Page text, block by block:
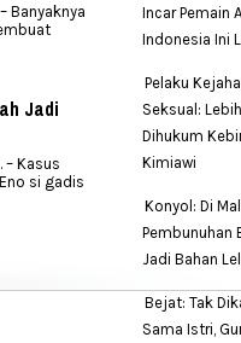
Banyaknya
Jadi
– Kasus
si gadis
Incar Pemain
Indonesia Ini
Pelaku
Seksual:
Dihukum
Kimiawi
Konyol: Di
Pembunuhan
Jadi Bahan
Bejat: Tak
Sama Istri,